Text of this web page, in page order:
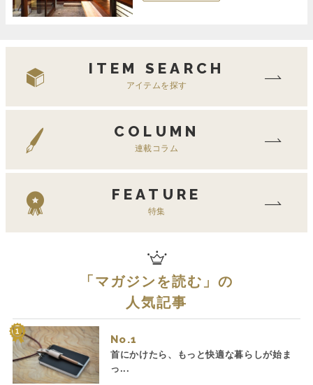
ITEM SEARCH
アイテムを探す
COLUMN
連載コラム
FEATURE
特集
「 マガジンを読む 」の
人気記事
No.
首にかけたら、もっと快適な暮らしが始ま
っ...